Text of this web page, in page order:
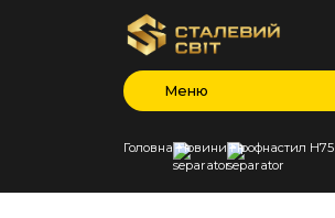
Меню
Головна Новини Профнастил Н75